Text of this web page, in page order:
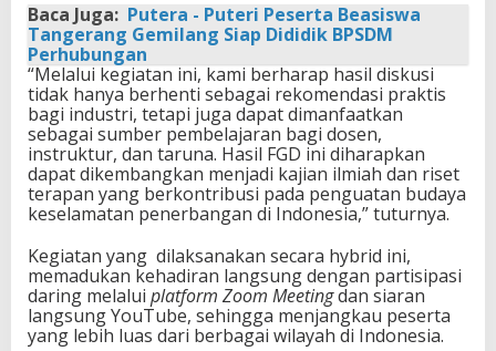
Baca Juga: Putera - Puteri Peserta Beasiswa
Tangerang Gemilang Siap Dididik BPSDM
Perhubungan
“Melalui kegiatan ini, kami berharap hasil diskusi
tidak hanya berhenti sebagai rekomendasi praktis
bagi industri, tetapi juga dapat dimanfaatkan
sebagai sumber pembelajaran bagi dosen,
instruktur, dan taruna. Hasil FGD ini diharapkan
dapat dikembangkan menjadi kajian ilmiah dan riset
terapan yang berkontribusi pada penguatan budaya
keselamatan penerbangan di Indonesia,” tuturnya.
Kegiatan yang dilaksanakan secara hybrid ini,
memadukan kehadiran langsung dengan partisipasi
daring melalui platform Zoom Meetingdan siaran
langsung YouTube, sehingga menjangkau peserta
yang lebih luas dari berbagai wilayah di Indonesia.